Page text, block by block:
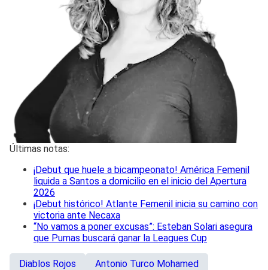
Últimas notas:
¡Debut que huele a bicampeonato! América Femenil
liquida a Santos a domicilio en el inicio del Apertura
2026
¡Debut histórico! Atlante Femenil inicia su camino con
victoria ante Necaxa
“No vamos a poner excusas”: Esteban Solari asegura
que Pumas buscará ganar la Leagues Cup
Diablos Rojos
Antonio Turco Mohamed